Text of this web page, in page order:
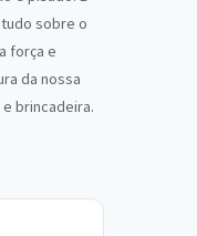
sobre o
força e
da nossa
brincadeira.